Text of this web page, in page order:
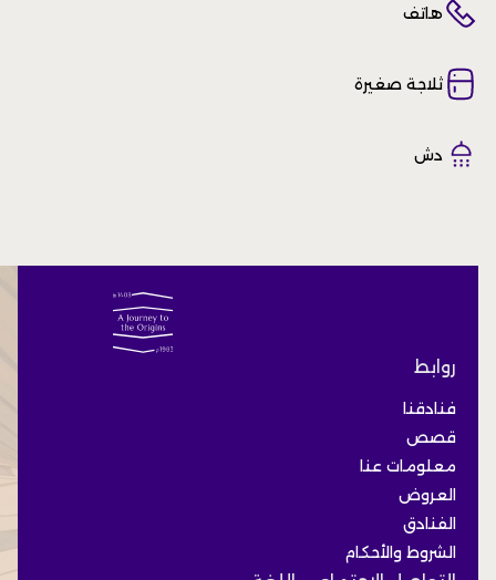
هاتف
ثلاجة صغيرة
دش
روابط
فنادقنا
قصص
معلومات عنا
العروض
الفنادق
الشروط والأحكام